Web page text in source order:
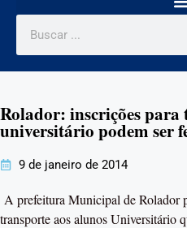
Rolador: inscrições para
universitário podem ser
9 de janeiro de 2014
A prefeitura Municipal de Rolador
transporte aos alunos Universitário